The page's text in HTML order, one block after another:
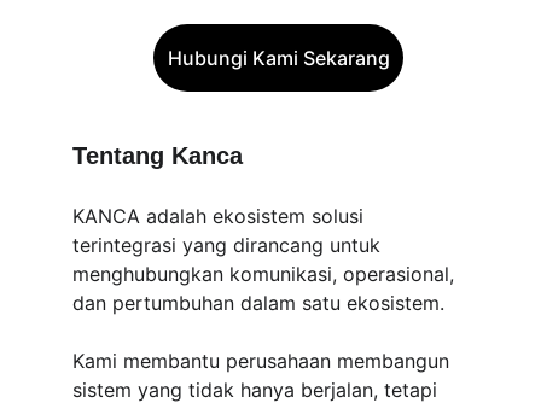
Hubungi Kami Sekarang
Tentang Kanca
KANCA adalah ekosistem solusi
terintegrasi yang dirancang untuk
menghubungkan komunikasi, operasional,
dan pertumbuhan dalam satu ekosistem.
Kami membantu perusahaan membangun
sistem yang tidak hanya berjalan, tetapi